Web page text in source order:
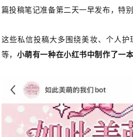
篇投稿笔记准备第二天一早发布，特
这些私信投稿大多围绕美妆、个人
等， 小萌有一种在小红书中制作了一